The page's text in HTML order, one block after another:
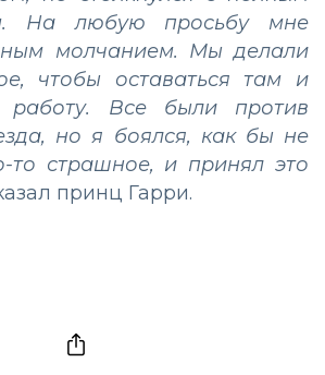
На любую просьбу мне
молчанием. Мы делали
чтобы оставаться там и
работу. Все были против
но я боялся, как бы не
то страшное, и принял это
принц Гарри.